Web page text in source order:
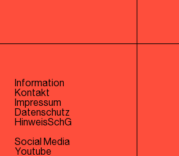
Information
Kontakt
Impressum
Datenschutz
HinweisSchG
Social Media
Youtube